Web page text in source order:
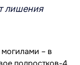
лишения